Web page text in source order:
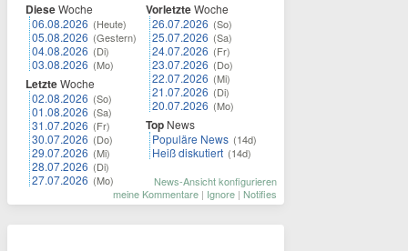
DieseWoche
06.08.2026 (Heute)
05.08.2026 (Gestern)
04.08.2026 (Di)
03.08.2026 (Mo)
LetzteWoche
02.08.2026 (So)
01.08.2026 (Sa)
31.07.2026 (Fr)
30.07.2026 (Do)
29.07.2026 (Mi)
28.07.2026 (Di)
27.07.2026 (Mo)
VorletzteWoche
26.07.2026 (So)
25.07.2026 (Sa)
24.07.2026 (Fr)
23.07.2026 (Do)
22.07.2026 (Mi)
21.07.2026 (Di)
20.07.2026 (Mo)
Top News
Populäre News (14d)
Heiß diskutiert (14d)
News-Ansicht konfigurieren
meine Kommentare | Ignore | Notifies